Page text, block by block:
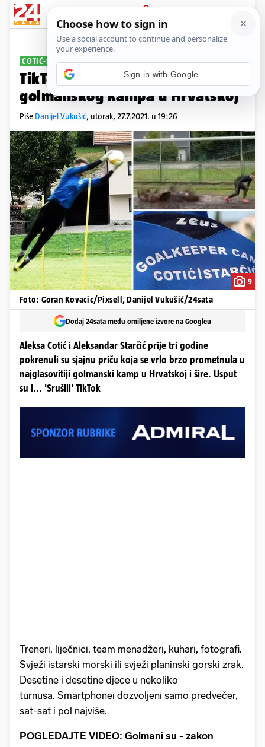
PRIJAVA
Sport Komentari
COTIĆ-STARČIĆ
TikTok senzacija najglasovitijeg
golmanskog kampa u Hrvatskoj
Piše Danijel Vukušić, utorak, 27.7.2021. u 19:26
9
Foto: Goran Kovacic/Pixsell, Danijel Vukušić/24sata
Dodaj 24sata među omiljene izvore na Googleu
Aleksa Cotić i Aleksandar Starčić prije tri godine
pokrenuli su sjajnu priču koja se vrlo brzo prometnula u
najglasovitiji golmanski kamp u Hrvatskoj i šire. Usput
su i... 'Srušili' TikTok
Treneri, liječnici, team menadžeri, kuhari, fotografi.
Svježi istarski morski ili svježi planinski gorski zrak.
Desetine i desetine djece u nekoliko
turnusa. Smartphonei dozvoljeni samo predvečer,
sat-sat i pol najviše.
POGLEDAJTE VIDEO: Golmani su - zakon
Sign in with Google